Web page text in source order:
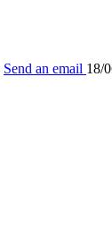
Send an email 18/